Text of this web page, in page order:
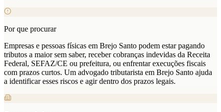
Por que procurar
Empresas e pessoas físicas em Brejo Santo podem estar pagando
tributos a maior sem saber, receber cobranças indevidas da Receita
Federal, SEFAZ/CE ou prefeitura, ou enfrentar execuções fiscais
com prazos curtos. Um advogado tributarista em Brejo Santo ajuda
a identificar esses riscos e agir dentro dos prazos legais.